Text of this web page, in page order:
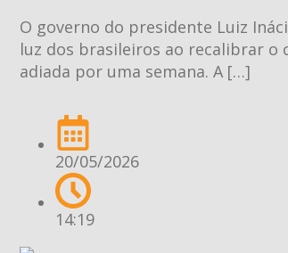
O governo do presidente Luiz
luz dos brasileiros ao recalibrar o
adiada por uma semana. A […]
20/05/2026
14:19